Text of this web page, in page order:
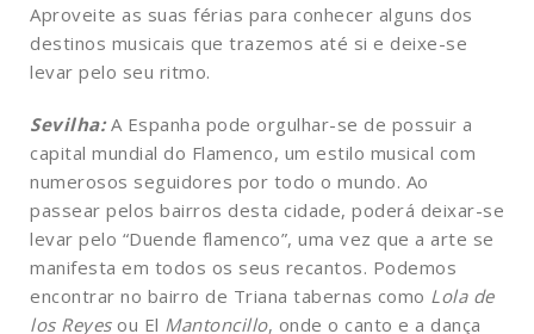
Aproveite as suas férias para conhecer alguns dos
destinos musicais que trazemos até si e deixe-se
levar pelo seu ritmo.
Sevilha:A Espanha pode orgulhar-se de possuir a
capital mundial do Flamenco, um estilo musical com
numerosos seguidores por todo o mundo. Ao
passear pelos bairros desta cidade, poderá deixar-se
levar pelo “Duende flamenco”, uma vez que a arte se
manifesta em todos os seus recantos. Podemos
encontrar no bairro de Triana tabernas como Lola de
los Reyesou El Mantoncillo, onde o canto e a dança